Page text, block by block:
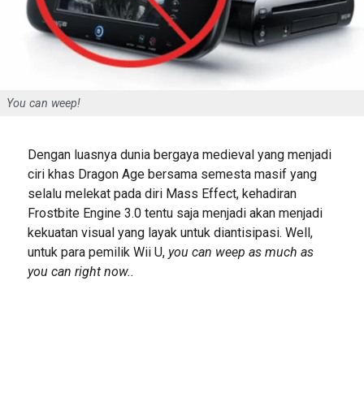
You can weep!
Dengan luasnya dunia bergaya medieval yang menjadi
ciri khas Dragon Age bersama semesta masif yang
selalu melekat pada diri Mass Effect, kehadiran
Frostbite Engine 3.0 tentu saja menjadi akan menjadi
kekuatan visual yang layak untuk diantisipasi. Well,
untuk para pemilik Wii U,you can weep as much as
you can right now..